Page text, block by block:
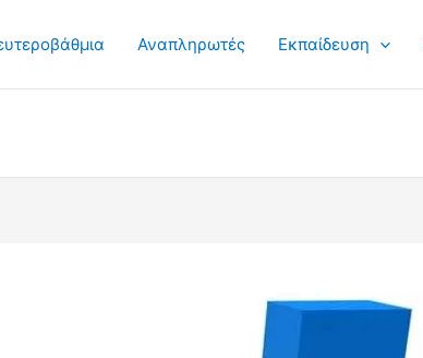
Αναπληρωτές Εκπαίδευση